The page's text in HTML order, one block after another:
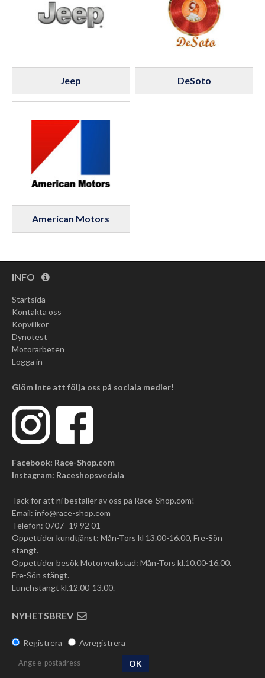
Jeep DeSoto
American Motors
INFO
Startsida
Kontakta oss
Köpvillkor
Dynotest
Motorarbeten
Logga in
Glöm inte att följa oss på sociala medier!
Facebook: Race-Shop.com
Instagram: Raceshopsvedala
Tack för att ni beställer av oss på Race-Shop.com!
Email: info@race-shop.com
Telefon: 0707- 19 92 01
Öppettider kundtjänst: Mån-Tors kl 13.00-16.00, Fre-Sön
stängt.
Öppettider besök Motorverkstad: Mån-Tors kl.10.00-16.00.
Fre-Sön stängt.
Lunchstängt kl.12.00-13.00.
NYHETSBREV
Registrera Avregistrera
OK